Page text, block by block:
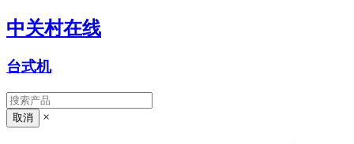
中关村在线
台式机
×